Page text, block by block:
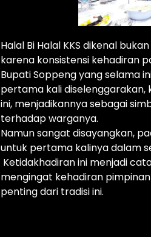
Halal Bi Halal KKS dikenal
karena konsistensi kehadiran
Bupati Soppeng yang selama
pertama kali
ini, menjadikannya sebagai
terhadap warganya.
Namun sangat disayangkan,
untuk pertama kalinya dalam
Ketidakhadiran ini menjadi
mengingat kehadiran
penting dari tradisi ini.